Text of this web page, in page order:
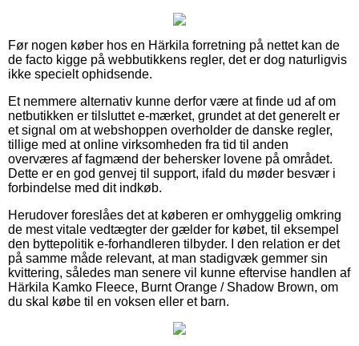
Før nogen køber hos en Härkila forretning på nettet kan de
de facto kigge på webbutikkens regler, det er dog naturligvis
ikke specielt ophidsende.
Et nemmere alternativ kunne derfor være at finde ud af om
netbutikken er tilsluttet e-mærket, grundet at det generelt er
et signal om at webshoppen overholder de danske regler,
tillige med at online virksomheden fra tid til anden
overværes af fagmænd der behersker lovene på området.
Dette er en god genvej til support, ifald du møder besvær i
forbindelse med dit indkøb.
Herudover foreslåes det at køberen er omhyggelig omkring
de mest vitale vedtægter der gælder for købet, til eksempel
den byttepolitik e-forhandleren tilbyder. I den relation er det
på samme måde relevant, at man stadigvæk gemmer sin
kvittering, således man senere vil kunne eftervise handlen af
Härkila Kamko Fleece, Burnt Orange / Shadow Brown, om
du skal købe til en voksen eller et barn.